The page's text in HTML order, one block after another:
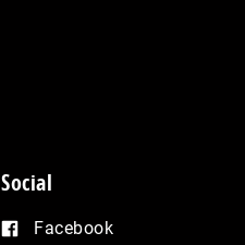
Social
Facebook